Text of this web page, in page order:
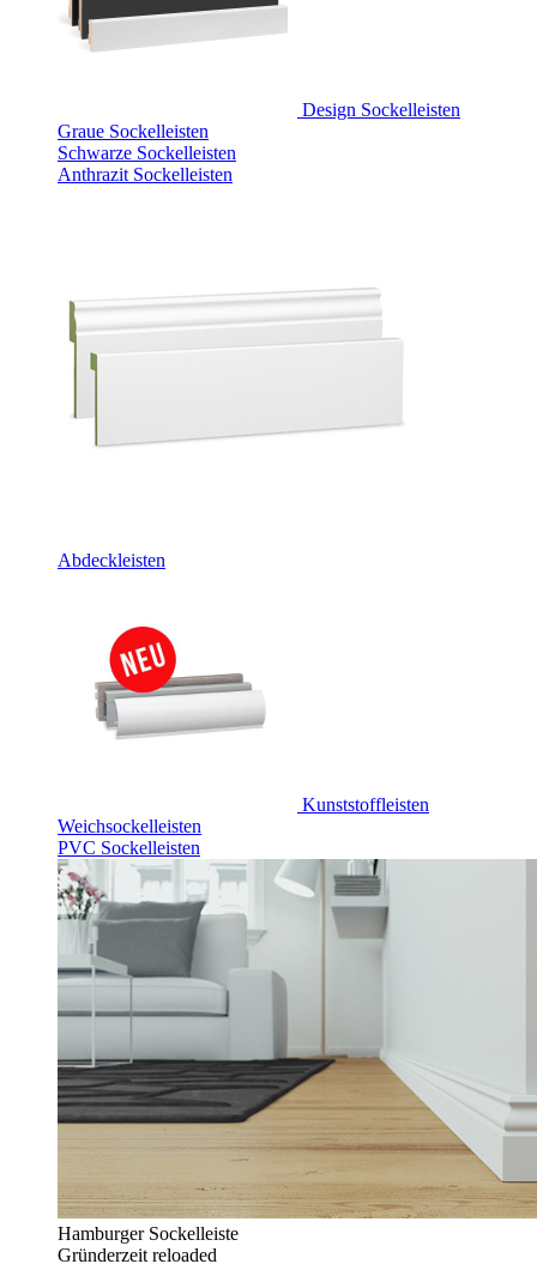
Design Sockelleisten
Graue Sockelleisten
Schwarze Sockelleisten
Anthrazit Sockelleisten
Abdeckleisten
Kunststoffleisten
Weichsockelleisten
PVC Sockelleisten
Hamburger Sockelleiste
Gründerzeit reloaded